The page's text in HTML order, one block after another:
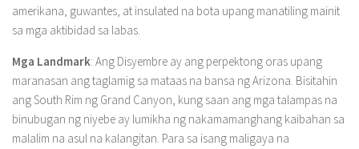
amerikana, guwantes, at insulated na bota upang manatiling mainit
sa mga aktibidad sa labas.
Mga Landmark: Ang Disyembre ay ang perpektong oras upang
maranasan ang taglamig sa mataas na bansa ng Arizona. Bisitahin
ang South Rim ng Grand Canyon, kung saan ang mga talampas na
binubugan ng niyebe ay lumikha ng nakamamanghang kaibahan sa
malalim na asul na kalangitan. Para sa isang maligaya na